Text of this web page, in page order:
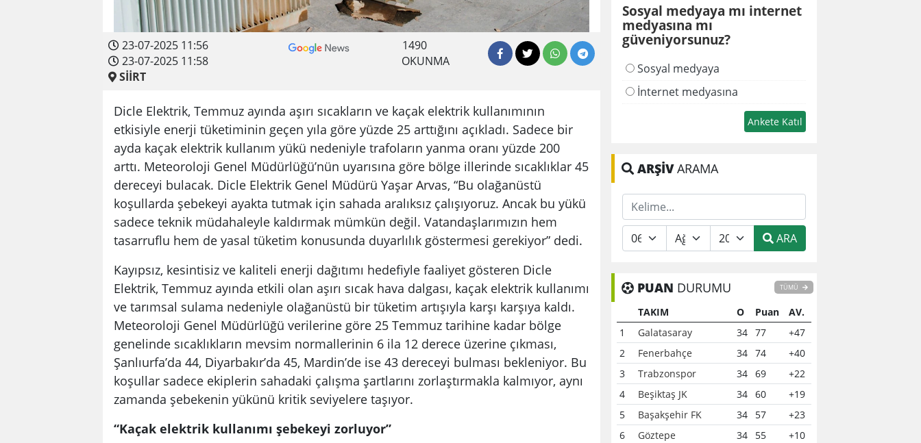
23-07-2025 11:56
23-07-2025 11:58
SİİRT
1490
OKUNMA
Dicle Elektrik, Temmuz ayında aşırı sıcakların ve kaçak elektrik kullanımının
etkisiyle enerji tüketiminin geçen yıla göre yüzde 25 arttığını açıkladı. Sadece bir
ayda kaçak elektrik kullanım yükü nedeniyle trafoların yanma oranı yüzde 200
arttı. Meteoroloji Genel Müdürlüğü’nün uyarısına göre bölge illerinde sıcaklıklar 45
dereceyi bulacak. Dicle Elektrik Genel Müdürü Yaşar Arvas, “Bu olağanüstü
koşullarda şebekeyi ayakta tutmak için sahada aralıksız çalışıyoruz. Ancak bu yükü
sadece teknik müdahaleyle kaldırmak mümkün değil. Vatandaşlarımızın hem
tasarruflu hem de yasal tüketim konusunda duyarlılık göstermesi gerekiyor” dedi.
Kayıpsız, kesintisiz ve kaliteli enerji dağıtımı hedefiyle faaliyet gösteren Dicle
Elektrik, Temmuz ayında etkili olan aşırı sıcak hava dalgası, kaçak elektrik kullanımı
ve tarımsal sulama nedeniyle olağanüstü bir tüketim artışıyla karşı karşıya kaldı.
Meteoroloji Genel Müdürlüğü verilerine göre 25 Temmuz tarihine kadar bölge
genelinde sıcaklıkların mevsim normallerinin 6 ila 12 derece üzerine çıkması,
Şanlıurfa’da 44, Diyarbakır’da 45, Mardin’de ise 43 dereceyi bulması bekleniyor. Bu
koşullar sadece ekiplerin sahadaki çalışma şartlarını zorlaştırmakla kalmıyor, aynı
zamanda şebekenin yükünü kritik seviyelere taşıyor.
“Kaçak elektrik kullanımı şebekeyi zorluyor”
Sosyal medyaya mı internet
medyasına mı
güveniyorsunuz?
Sosyal medyaya
İnternet medyasına
ARŞİVARAMA
ARA
PUAN DURUMU TÜMÜ
TAKIM O Puan
AV.
1
Galatasaray 34 77
+47
2
Fenerbahçe 34 74
+40
3
Trabzonspor 34 69
+22
4
Beşiktaş JK 34 60
+19
5
Başakşehir FK 34 57
+23
6
Göztepe 34 55
+10